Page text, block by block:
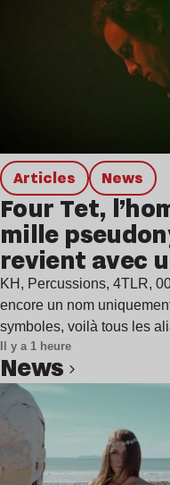
Articles news
Four Tet,
mille
revient avec
single
KH, Percussions, 4TLR,
encore un nom
symboles, voilà tous les
Il y a 1 heure
news